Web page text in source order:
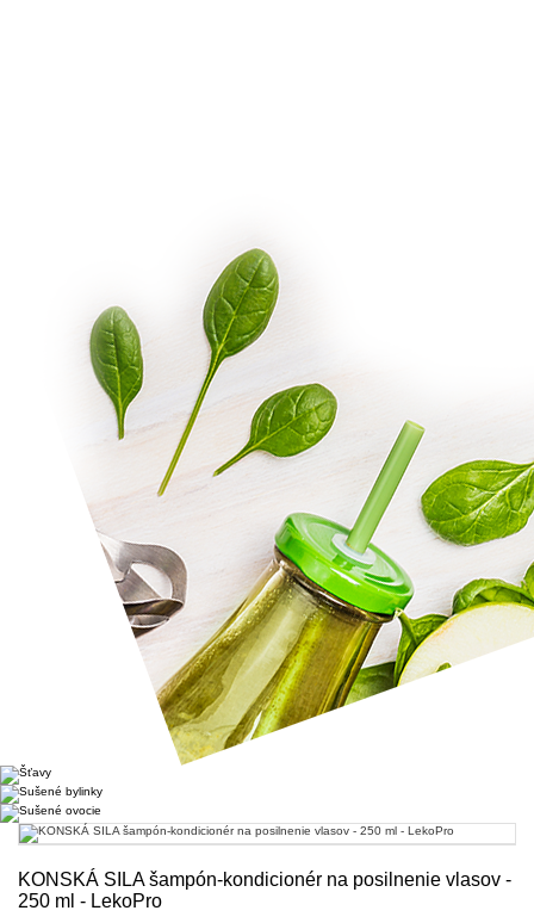
KONSKÁ SILA šampón-kondicionér na posilnenie vlasov -
250 ml - LekoPro